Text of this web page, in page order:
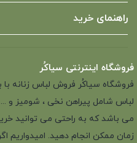
راهنمای خرید
فروشگاه اینترنتی سیاکُر
لباس شامل پیراهن نخی ، شومیز و
می باشد که به راحتی می توانید
زمان ممکن انجام دهید. امیدواریم